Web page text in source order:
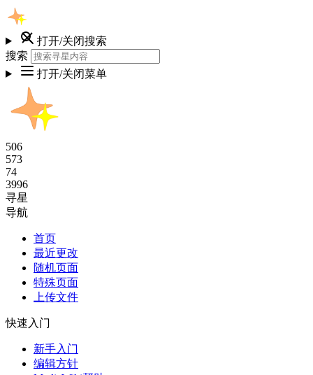
打开/关闭搜索
搜索
打开/关闭菜单
506
573
74
3996
寻星
导航
首页
最近更改
随机页面
特殊页面
上传文件
快速入门
新手入门
编辑方针